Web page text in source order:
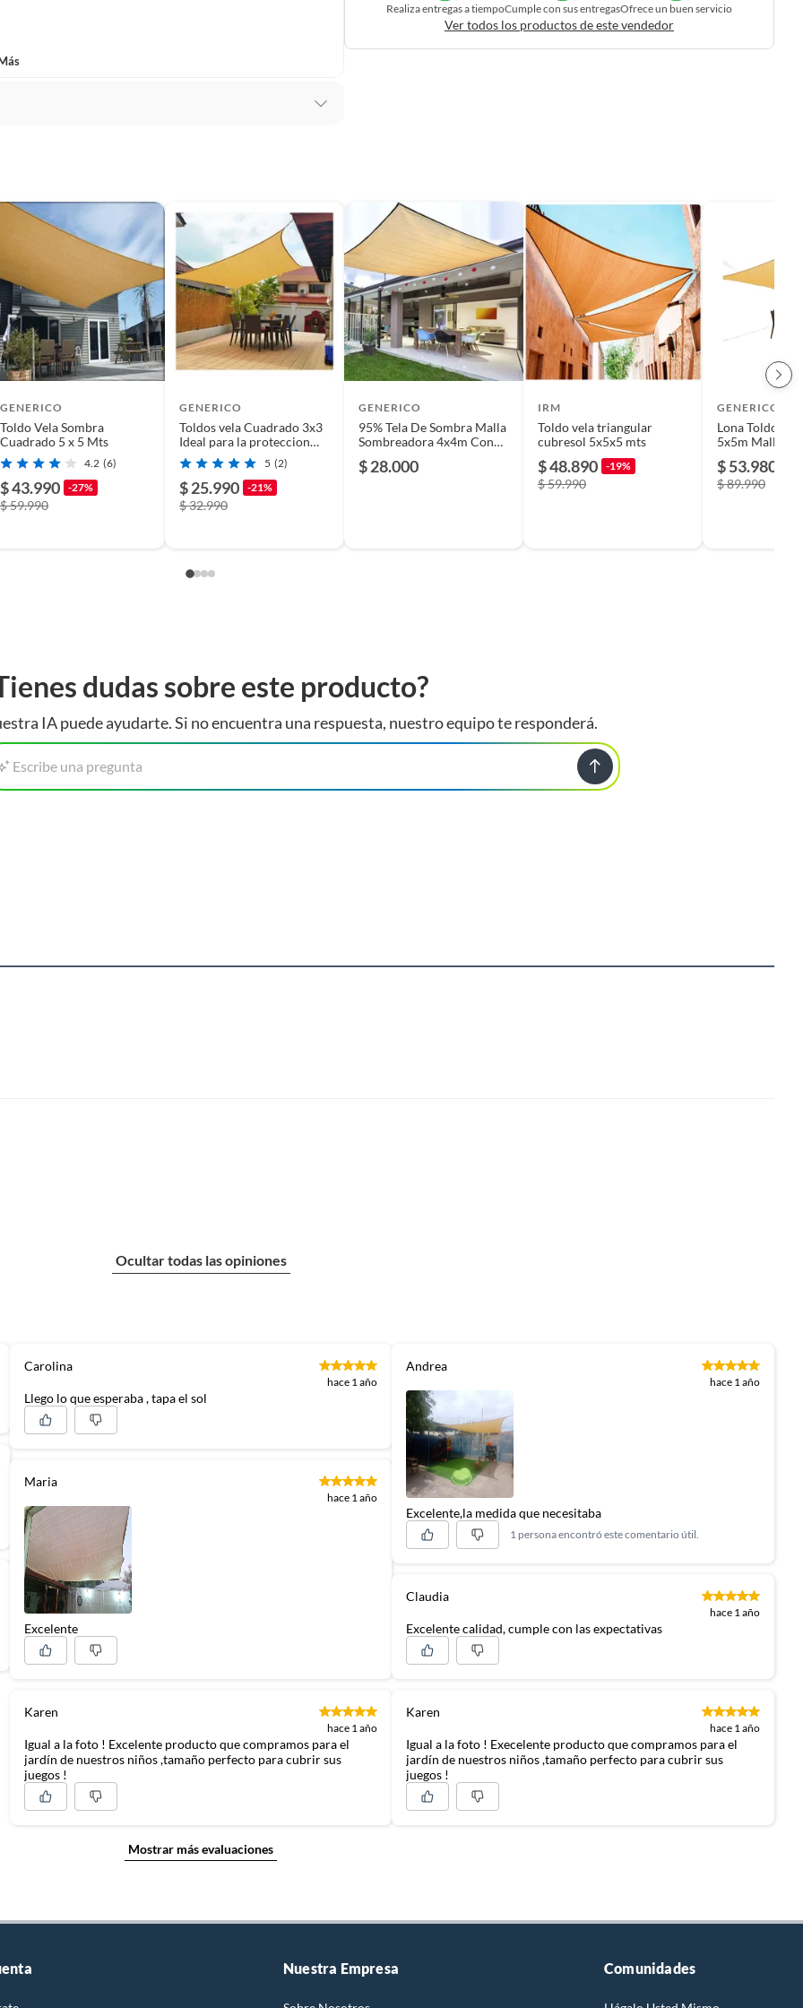
se enlaza rápido y fácil a los puntos de
jardín, patio trasero, terraza, parque y cualquier
protección contra el calor solar.
y la luz solar UV durante el verano.
Ambientes
Realiza entregas a tiempoCumple con sus entregasOfrece un buen servicio
Ver todos los productos de este vendedor
GENERICO
Toldo Vela Sombra
Cuadrado 5 x 5 Mts
4.2 (6)
$ 43.990 -27%
$ 59.990
GENERICO
Toldos vela Cuadrado 3x3
Ideal para la proteccion
UV
5 (2)
$ 25.990 -21%
$ 32.990
GENERICO
95% Tela De Sombra Malla
Sombreadora 4x4m Con
$ 28.000
IRM
Toldo vela triangular
cubresol 5x5x5 mts
$ 48.890 -19%
$ 59.990
GENERICO
Lona Toldo
5x5m Malla
$ 53.980
$ 89.990
dudas sobre este producto?
IA puede ayudarte. Si no encuentra una respuesta, nuestro equipo te responderá.
Escribe una pregunta
Ocultar todas las opiniones
Carolina
hace 1 año
Llego lo que esperaba , tapa el sol
Maria
hace 1 año
Excelente
Karen
hace 1 año
Igual a la foto ! Excelente producto que compramos para el
jardín de nuestros niños ,tamaño perfecto para cubrir sus
juegos !
Andrea
hace 1 año
Excelente,la medida que necesitaba
1 persona encontró este comentario útil.
Claudia
hace 1 año
Excelente calidad, cumple con las expectativas
Karen
hace 1 año
Igual a la foto ! Execelente producto que compramos para el
jardín de nuestros niños ,tamaño perfecto para cubrir sus
juegos !
Mostrar más evaluaciones
Nuestra Empresa Comunidades